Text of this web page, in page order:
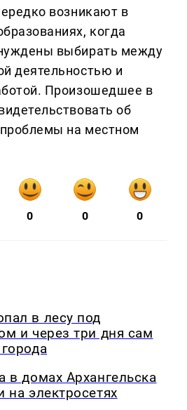
возникают в
когда
выбирать между
деятельностью и
Произошедшее в
об
на местном
0 0 0
в лесу под
и через три дня сам
в домах Архангельска
на электросетях